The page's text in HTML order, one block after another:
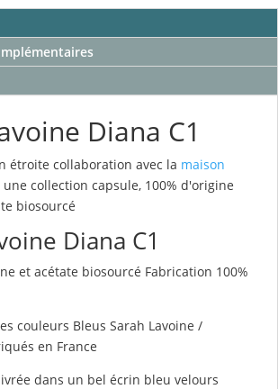
Diana C1
étroite collaboration avec la maison
une collection capsule, 100% d'origine
biosourcé
Diana C1
et acétate biosourcé Fabrication 100%
couleurs Bleus Sarah Lavoine /
en France
dans un bel écrin bleu velours